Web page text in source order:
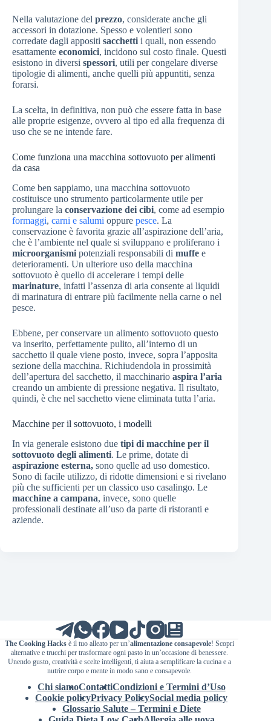
Nella valutazione del prezzo, considerate anche gli
accessori in dotazione. Spesso e volentieri sono
corredate dagli appositi sacchetti i quali, non essendo
esattamente economici, incidono sul costo finale. Questi
esistono in diversi spessori, utili per congelare diverse
tipologie di alimenti, anche quelli più appuntiti, senza
forarsi.
La scelta, in definitiva, non può che essere fatta in base
alle proprie esigenze, ovvero al tipo ed alla frequenza di
uso che se ne intende fare.
Come funziona una macchina sottovuoto per alimenti
da casa
Come ben sappiamo, una macchina sottovuoto
costituisce uno strumento particolarmente utile per
prolungare la conservazione dei cibi, come ad esempio
formaggi, carni e salumi oppure pesce. La
conservazione è favorita grazie all’aspirazione dell’aria,
che è l’ambiente nel quale si sviluppano e proliferano i
microorganismi potenziali responsabili di muffe e
deterioramenti. Un ulteriore uso della macchina
sottovuoto è quello di accelerare i tempi delle
marinature, infatti l’assenza di aria consente ai liquidi
di marinatura di entrare più facilmente nella carne o nel
pesce.
Ebbene, per conservare un alimento sottovuoto questo
va inserito, perfettamente pulito, all’interno di un
sacchetto il quale viene posto, invece, sopra l’apposita
sezione della macchina. Richiudendola in prossimità
dell’apertura del sacchetto, il macchinario aspira l’aria
creando un ambiente di pressione negativa. Il risultato,
quindi, è che nel sacchetto viene eliminata tutta l’aria.
Macchine per il sottovuoto, i modelli
In via generale esistono due tipi di macchine per il
sottovuoto degli alimenti. Le prime, dotate di
aspirazione esterna, sono quelle ad uso domestico.
Sono di facile utilizzo, di ridotte dimensioni e si rivelano
più che sufficienti per un classico uso casalingo. Le
macchine a campana, invece, sono quelle
professionali destinate all’uso da parte di ristoranti e
aziende.
The Cooking Hacksè il tuo alleato per un’alimentazione consapevole! Scopri
alternative e trucchi per trasformare ogni pasto in un’occasione di benessere.
Unendo gusto, creatività e scelte intelligenti, ti aiuta a semplificare la cucina e a
nutrire corpo e mente in modo sano e consapevole.
Chi siamoContattiCondizioni e Termini d’Uso
Cookie policyPrivacy PolicySocial media policy
Glossario Salute – Termini e Diete